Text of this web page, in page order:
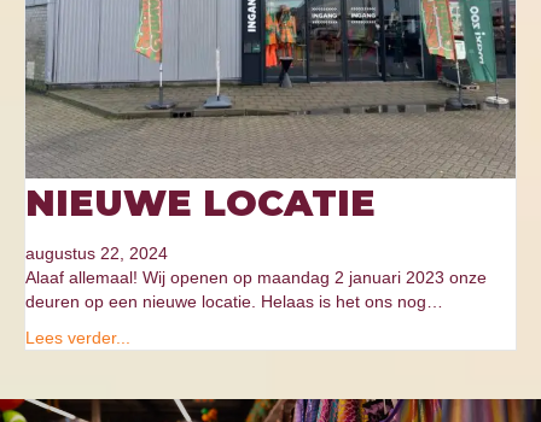
NIEUWE LOCATIE
augustus 22, 2024
Alaaf allemaal! Wij openen op maandag 2 januari 2023 onze
deuren op een nieuwe locatie. Helaas is het ons nog…
Lees verder...